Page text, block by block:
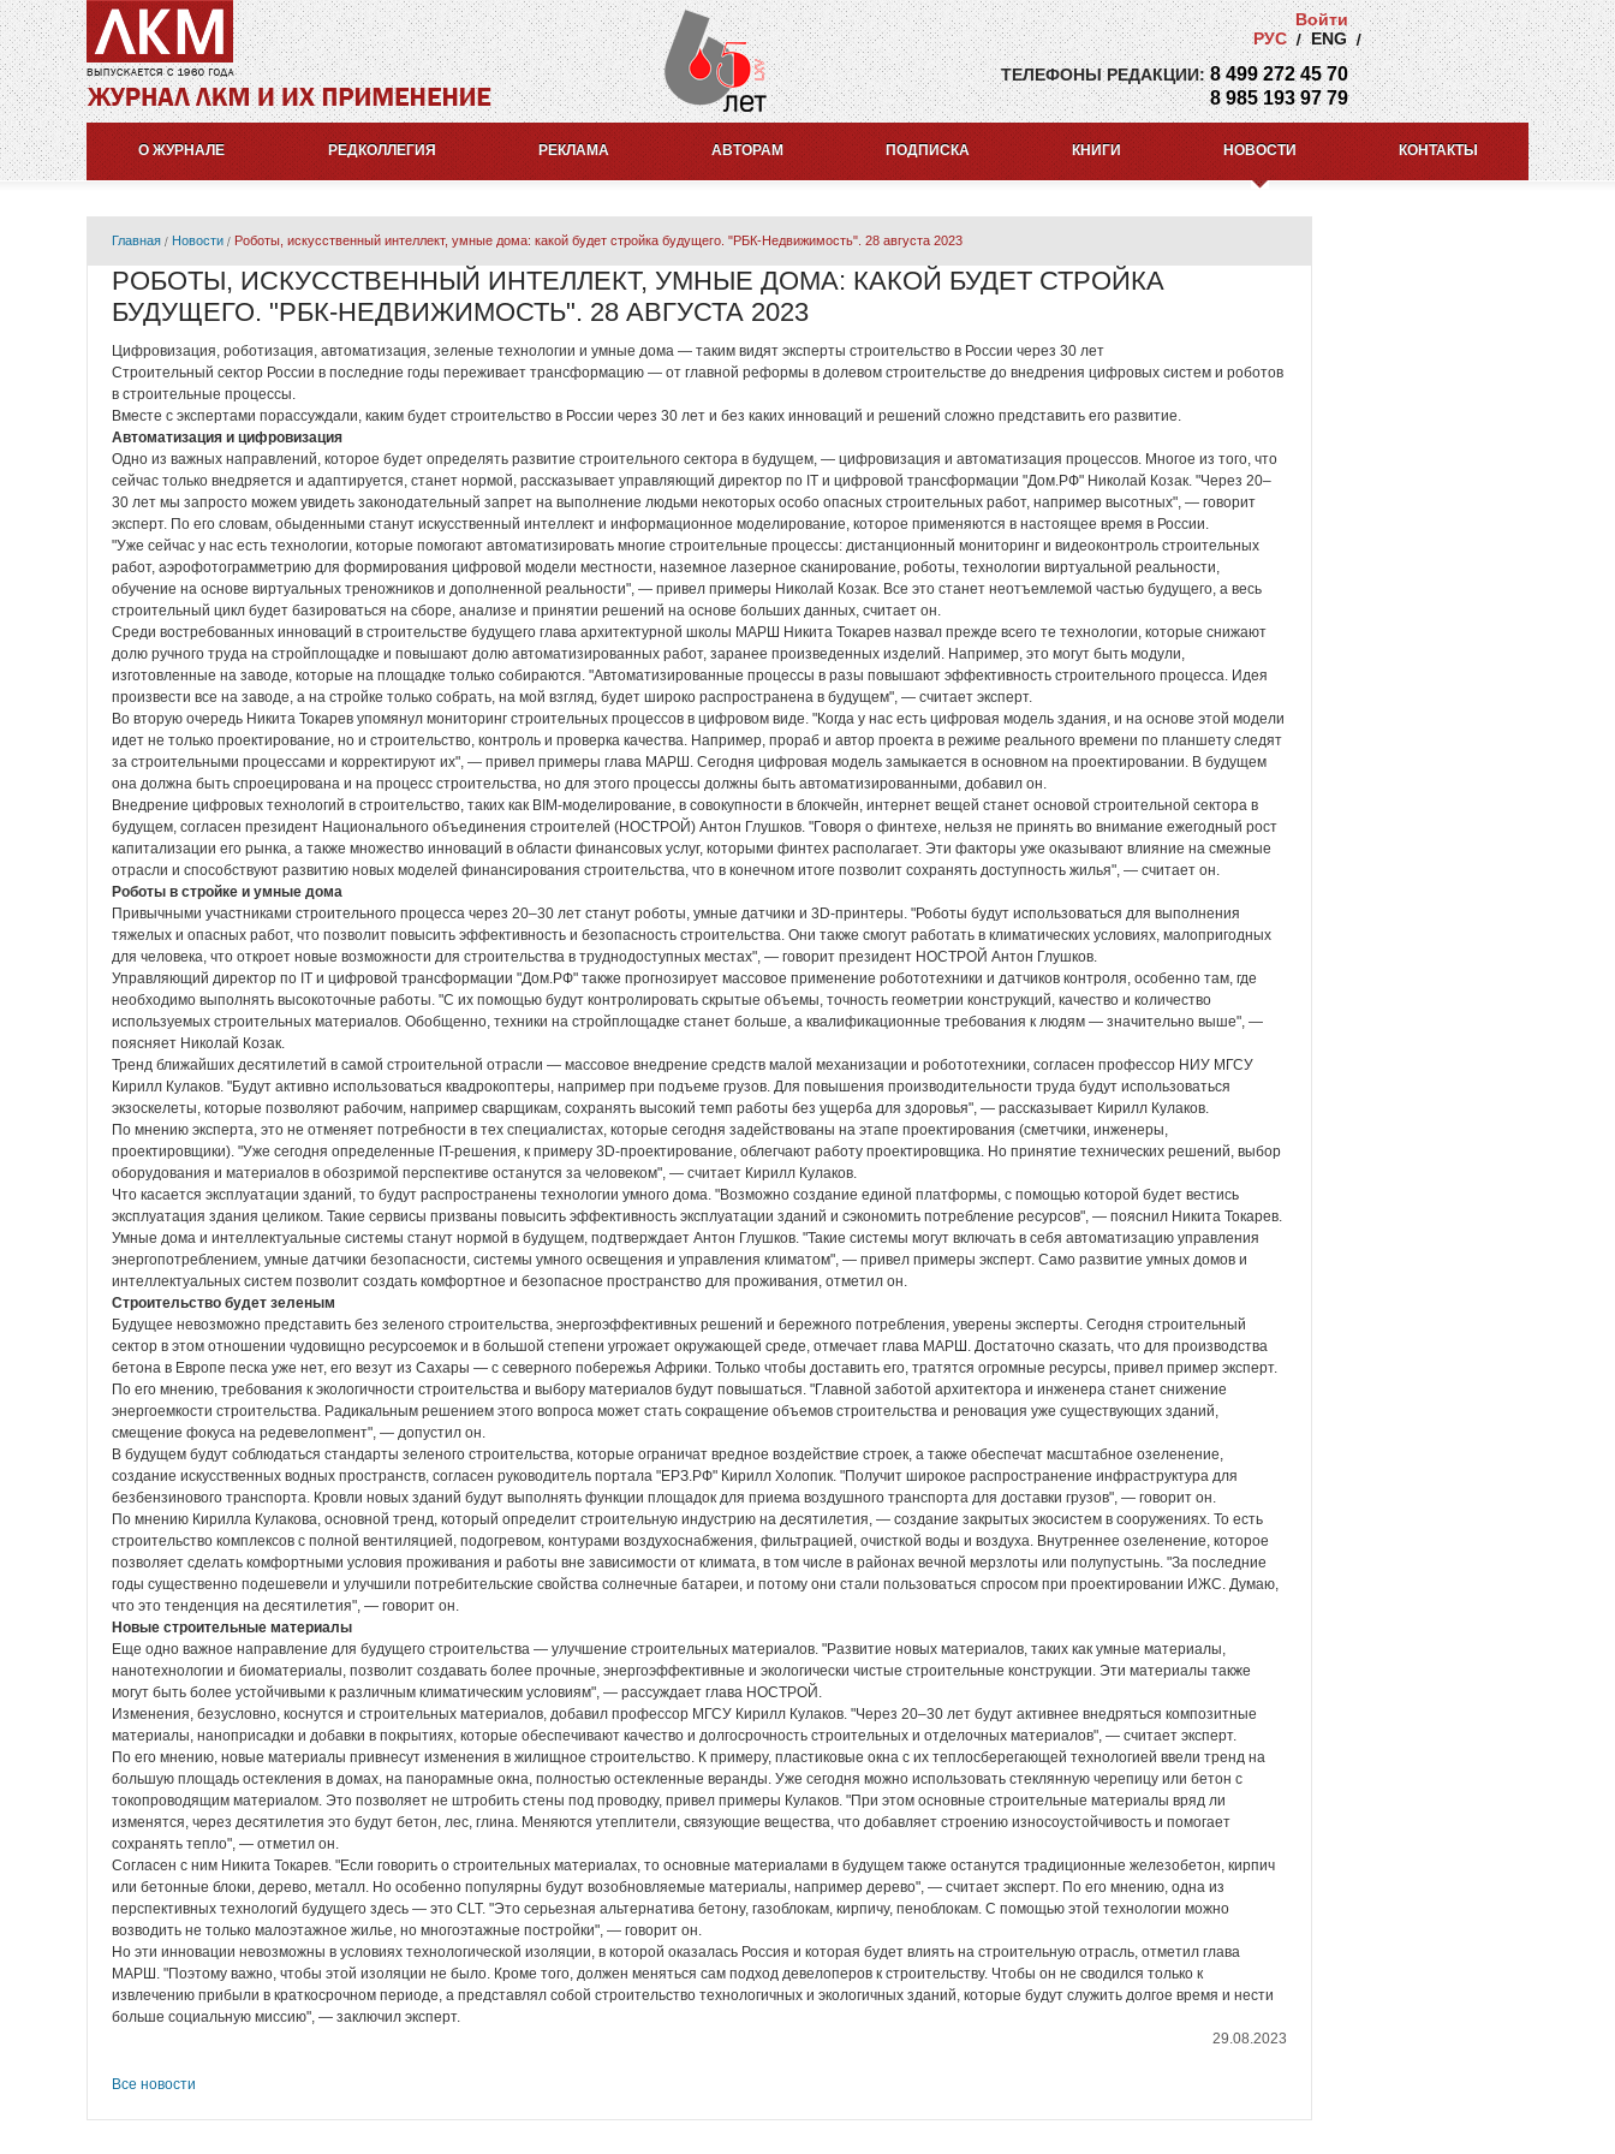
Войти
РУС
ENG
ТЕЛЕФОНЫ РЕДАКЦИИ:8 499 272 45 70
8 985 193 97 79
О ЖУРНАЛЕ РЕДКОЛЛЕГИЯ РЕКЛАМА АВТОРАМ ПОДПИСКА КНИГИ НОВОСТИ КОНТАКТЫ
Главная Новости Роботы, искусственный интеллект, умные дома: какой будет стройка будущего. "РБК-Недвижимость". 28 августа 2023
РОБОТЫ, ИСКУССТВЕННЫЙ ИНТЕЛЛЕКТ, УМНЫЕ ДОМА: КАКОЙ БУДЕТ СТРОЙКА
БУДУЩЕГО. "РБК-НЕДВИЖИМОСТЬ". 28 АВГУСТА 2023
Цифровизация, роботизация, автоматизация, зеленые технологии и умные дома — таким видят эксперты строительство в России через 30 лет
Строительный сектор России в последние годы переживает трансформацию — от главной реформы в долевом строительстве до внедрения цифровых систем и роботов
в строительные процессы.
Вместе с экспертами порассуждали, каким будет строительство в России через 30 лет и без каких инноваций и решений сложно представить его развитие.
Автоматизация и цифровизация
Одно из важных направлений, которое будет определять развитие строительного сектора в будущем, — цифровизация и автоматизация процессов. Многое из того, что
сейчас только внедряется и адаптируется, станет нормой, рассказывает управляющий директор по IТ и цифровой трансформации "Дом.РФ" Николай Козак. "Через 20–
30 лет мы запросто можем увидеть законодательный запрет на выполнение людьми некоторых особо опасных строительных работ, например высотных", — говорит
эксперт. По его словам, обыденными станут искусственный интеллект и информационное моделирование, которое применяются в настоящее время в России.
"Уже сейчас у нас есть технологии, которые помогают автоматизировать многие строительные процессы: дистанционный мониторинг и видеоконтроль строительных
работ, аэрофотограмметрию для формирования цифровой модели местности, наземное лазерное сканирование, роботы, технологии виртуальной реальности,
обучение на основе виртуальных треножников и дополненной реальности", — привел примеры Николай Козак. Все это станет неотъемлемой частью будущего, а весь
строительный цикл будет базироваться на сборе, анализе и принятии решений на основе больших данных, считает он.
Среди востребованных инноваций в строительстве будущего глава архитектурной школы МАРШ Никита Токарев назвал прежде всего те технологии, которые снижают
долю ручного труда на стройплощадке и повышают долю автоматизированных работ, заранее произведенных изделий. Например, это могут быть модули,
изготовленные на заводе, которые на площадке только собираются. "Автоматизированные процессы в разы повышают эффективность строительного процесса. Идея
произвести все на заводе, а на стройке только собрать, на мой взгляд, будет широко распространена в будущем", — считает эксперт.
Во вторую очередь Никита Токарев упомянул мониторинг строительных процессов в цифровом виде. "Когда у нас есть цифровая модель здания, и на основе этой модели
идет не только проектирование, но и строительство, контроль и проверка качества. Например, прораб и автор проекта в режиме реального времени по планшету следят
за строительными процессами и корректируют их", — привел примеры глава МАРШ. Сегодня цифровая модель замыкается в основном на проектировании. В будущем
она должна быть спроецирована и на процесс строительства, но для этого процессы должны быть автоматизированными, добавил он.
Внедрение цифровых технологий в строительство, таких как BIM-моделирование, в совокупности в блокчейн, интернет вещей станет основой строительной сектора в
будущем, согласен президент Национального объединения строителей (НОСТРОЙ) Антон Глушков. "Говоря о финтехе, нельзя не принять во внимание ежегодный рост
капитализации его рынка, а также множество инноваций в области финансовых услуг, которыми финтех располагает. Эти факторы уже оказывают влияние на смежные
отрасли и способствуют развитию новых моделей финансирования строительства, что в конечном итоге позволит сохранять доступность жилья", — считает он.
Роботы в стройке и умные дома
Привычными участниками строительного процесса через 20–30 лет станут роботы, умные датчики и 3D-принтеры. "Роботы будут использоваться для выполнения
тяжелых и опасных работ, что позволит повысить эффективность и безопасность строительства. Они также смогут работать в климатических условиях, малопригодных
для человека, что откроет новые возможности для строительства в труднодоступных местах", — говорит президент НОСТРОЙ Антон Глушков.
Управляющий директор по IТ и цифровой трансформации "Дом.РФ" также прогнозирует массовое применение робототехники и датчиков контроля, особенно там, где
необходимо выполнять высокоточные работы. "С их помощью будут контролировать скрытые объемы, точность геометрии конструкций, качество и количество
используемых строительных материалов. Обобщенно, техники на стройплощадке станет больше, а квалификационные требования к людям — значительно выше", —
поясняет Николай Козак.
Тренд ближайших десятилетий в самой строительной отрасли — массовое внедрение средств малой механизации и робототехники, согласен профессор НИУ МГСУ
Кирилл Кулаков. "Будут активно использоваться квадрокоптеры, например при подъеме грузов. Для повышения производительности труда будут использоваться
экзоскелеты, которые позволяют рабочим, например сварщикам, сохранять высокий темп работы без ущерба для здоровья", — рассказывает Кирилл Кулаков.
По мнению эксперта, это не отменяет потребности в тех специалистах, которые сегодня задействованы на этапе проектирования (сметчики, инженеры,
проектировщики). "Уже сегодня определенные IT-решения, к примеру 3D-проектирование, облегчают работу проектировщика. Но принятие технических решений, выбор
оборудования и материалов в обозримой перспективе останутся за человеком", — считает Кирилл Кулаков.
Что касается эксплуатации зданий, то будут распространены технологии умного дома. "Возможно создание единой платформы, с помощью которой будет вестись
эксплуатация здания целиком. Такие сервисы призваны повысить эффективность эксплуатации зданий и сэкономить потребление ресурсов", — пояснил Никита Токарев.
Умные дома и интеллектуальные системы станут нормой в будущем, подтверждает Антон Глушков. "Такие системы могут включать в себя автоматизацию управления
энергопотреблением, умные датчики безопасности, системы умного освещения и управления климатом", — привел примеры эксперт. Само развитие умных домов и
интеллектуальных систем позволит создать комфортное и безопасное пространство для проживания, отметил он.
Строительство будет зеленым
Будущее невозможно представить без зеленого строительства, энергоэффективных решений и бережного потребления, уверены эксперты. Сегодня строительный
сектор в этом отношении чудовищно ресурсоемок и в большой степени угрожает окружающей среде, отмечает глава МАРШ. Достаточно сказать, что для производства
бетона в Европе песка уже нет, его везут из Сахары — с северного побережья Африки. Только чтобы доставить его, тратятся огромные ресурсы, привел пример эксперт.
По его мнению, требования к экологичности строительства и выбору материалов будут повышаться. "Главной заботой архитектора и инженера станет снижение
энергоемкости строительства. Радикальным решением этого вопроса может стать сокращение объемов строительства и реновация уже существующих зданий,
смещение фокуса на редевелопмент", — допустил он.
В будущем будут соблюдаться стандарты зеленого строительства, которые ограничат вредное воздействие строек, а также обеспечат масштабное озеленение,
создание искусственных водных пространств, согласен руководитель портала "ЕРЗ.РФ" Кирилл Холопик. "Получит широкое распространение инфраструктура для
безбензинового транспорта. Кровли новых зданий будут выполнять функции площадок для приема воздушного транспорта для доставки грузов", — говорит он.
По мнению Кирилла Кулакова, основной тренд, который определит строительную индустрию на десятилетия, — создание закрытых экосистем в сооружениях. То есть
строительство комплексов с полной вентиляцией, подогревом, контурами воздухоснабжения, фильтрацией, очисткой воды и воздуха. Внутреннее озеленение, которое
позволяет сделать комфортными условия проживания и работы вне зависимости от климата, в том числе в районах вечной мерзлоты или полупустынь. "За последние
годы существенно подешевели и улучшили потребительские свойства солнечные батареи, и потому они стали пользоваться спросом при проектировании ИЖС. Думаю,
что это тенденция на десятилетия", — говорит он.
Новые строительные материалы
Еще одно важное направление для будущего строительства — улучшение строительных материалов. "Развитие новых материалов, таких как умные материалы,
нанотехнологии и биоматериалы, позволит создавать более прочные, энергоэффективные и экологически чистые строительные конструкции. Эти материалы также
могут быть более устойчивыми к различным климатическим условиям", — рассуждает глава НОСТРОЙ.
Изменения, безусловно, коснутся и строительных материалов, добавил профессор МГСУ Кирилл Кулаков. "Через 20–30 лет будут активнее внедряться композитные
материалы, наноприсадки и добавки в покрытиях, которые обеспечивают качество и долгосрочность строительных и отделочных материалов", — считает эксперт.
По его мнению, новые материалы привнесут изменения в жилищное строительство. К примеру, пластиковые окна с их теплосберегающей технологией ввели тренд на
большую площадь остекления в домах, на панорамные окна, полностью остекленные веранды. Уже сегодня можно использовать стеклянную черепицу или бетон с
токопроводящим материалом. Это позволяет не штробить стены под проводку, привел примеры Кулаков. "При этом основные строительные материалы вряд ли
изменятся, через десятилетия это будут бетон, лес, глина. Меняются утеплители, связующие вещества, что добавляет строению износоустойчивость и помогает
сохранять тепло", — отметил он.
Согласен с ним Никита Токарев. "Если говорить о строительных материалах, то основные материалами в будущем также останутся традиционные железобетон, кирпич
или бетонные блоки, дерево, металл. Но особенно популярны будут возобновляемые материалы, например дерево", — считает эксперт. По его мнению, одна из
перспективных технологий будущего здесь — это CLT. "Это серьезная альтернатива бетону, газоблокам, кирпичу, пеноблокам. С помощью этой технологии можно
возводить не только малоэтажное жилье, но многоэтажные постройки", — говорит он.
Но эти инновации невозможны в условиях технологической изоляции, в которой оказалась Россия и которая будет влиять на строительную отрасль, отметил глава
МАРШ. "Поэтому важно, чтобы этой изоляции не было. Кроме того, должен меняться сам подход девелоперов к строительству. Чтобы он не сводился только к
извлечению прибыли в краткосрочном периоде, а представлял собой строительство технологичных и экологичных зданий, которые будут служить долгое время и нести
больше социальную миссию", — заключил эксперт.
29.08.2023
Все новости